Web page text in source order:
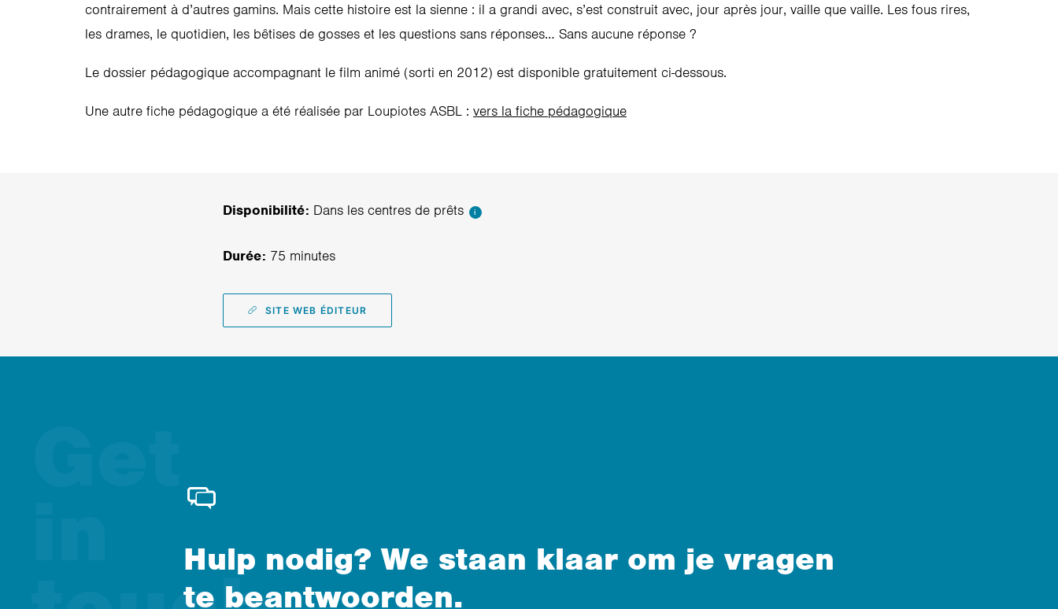
contrairement à d’autres gamins. Mais cette histoire est la sienne : il a grandi avec, s’est construit avec, jour après jour, vaille que vaille. Les fous rires,
les drames, le quotidien, les bêtises de gosses et les questions sans réponses… Sans aucune réponse ?
Le dossier pédagogique accompagnant le film animé (sorti en 2012) est disponible gratuitement ci-dessous.
Une autre fiche pédagogique a été réalisée par Loupiotes ASBL : vers la fiche pédagogique
Disponibilité: Dans les centres de prêts i
Durée: 75 minutes
SITE WEB ÉDITEUR
Hulp nodig? We staan klaar om je vragen
te beantwoorden.